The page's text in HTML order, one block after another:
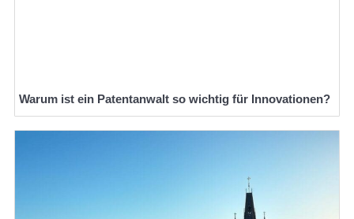
Warum ist ein Patentanwalt so wichtig für Innovationen?